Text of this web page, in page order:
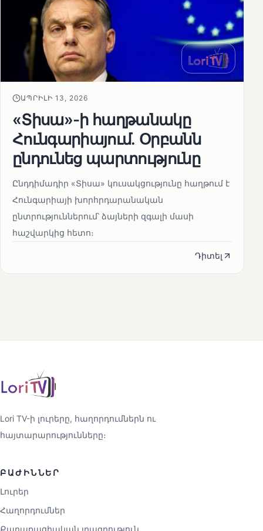
ԱՊՐԻԼԻ 13, 2026
«Տիսա»-ի հաղթանակը
Հունգարիայում․ Օրբանն
ընդունեց պարտությունը
Ընդդիմադիր «Տիսա» կուսակցությունը հաղթում է
Հունգարիայի խորհրդարանական
ընտրություններում՝ ձայների զգալի մասի
հաշվարկից հետո։
Դիտել
Lori TV-ի լուրերը, հաղորդումներն ու
հայտարարությունները։
ԲԱԺԻՆՆԵՐ
Լուրեր
Հաղորդումներ
Քաղաքացիական լրագրություն